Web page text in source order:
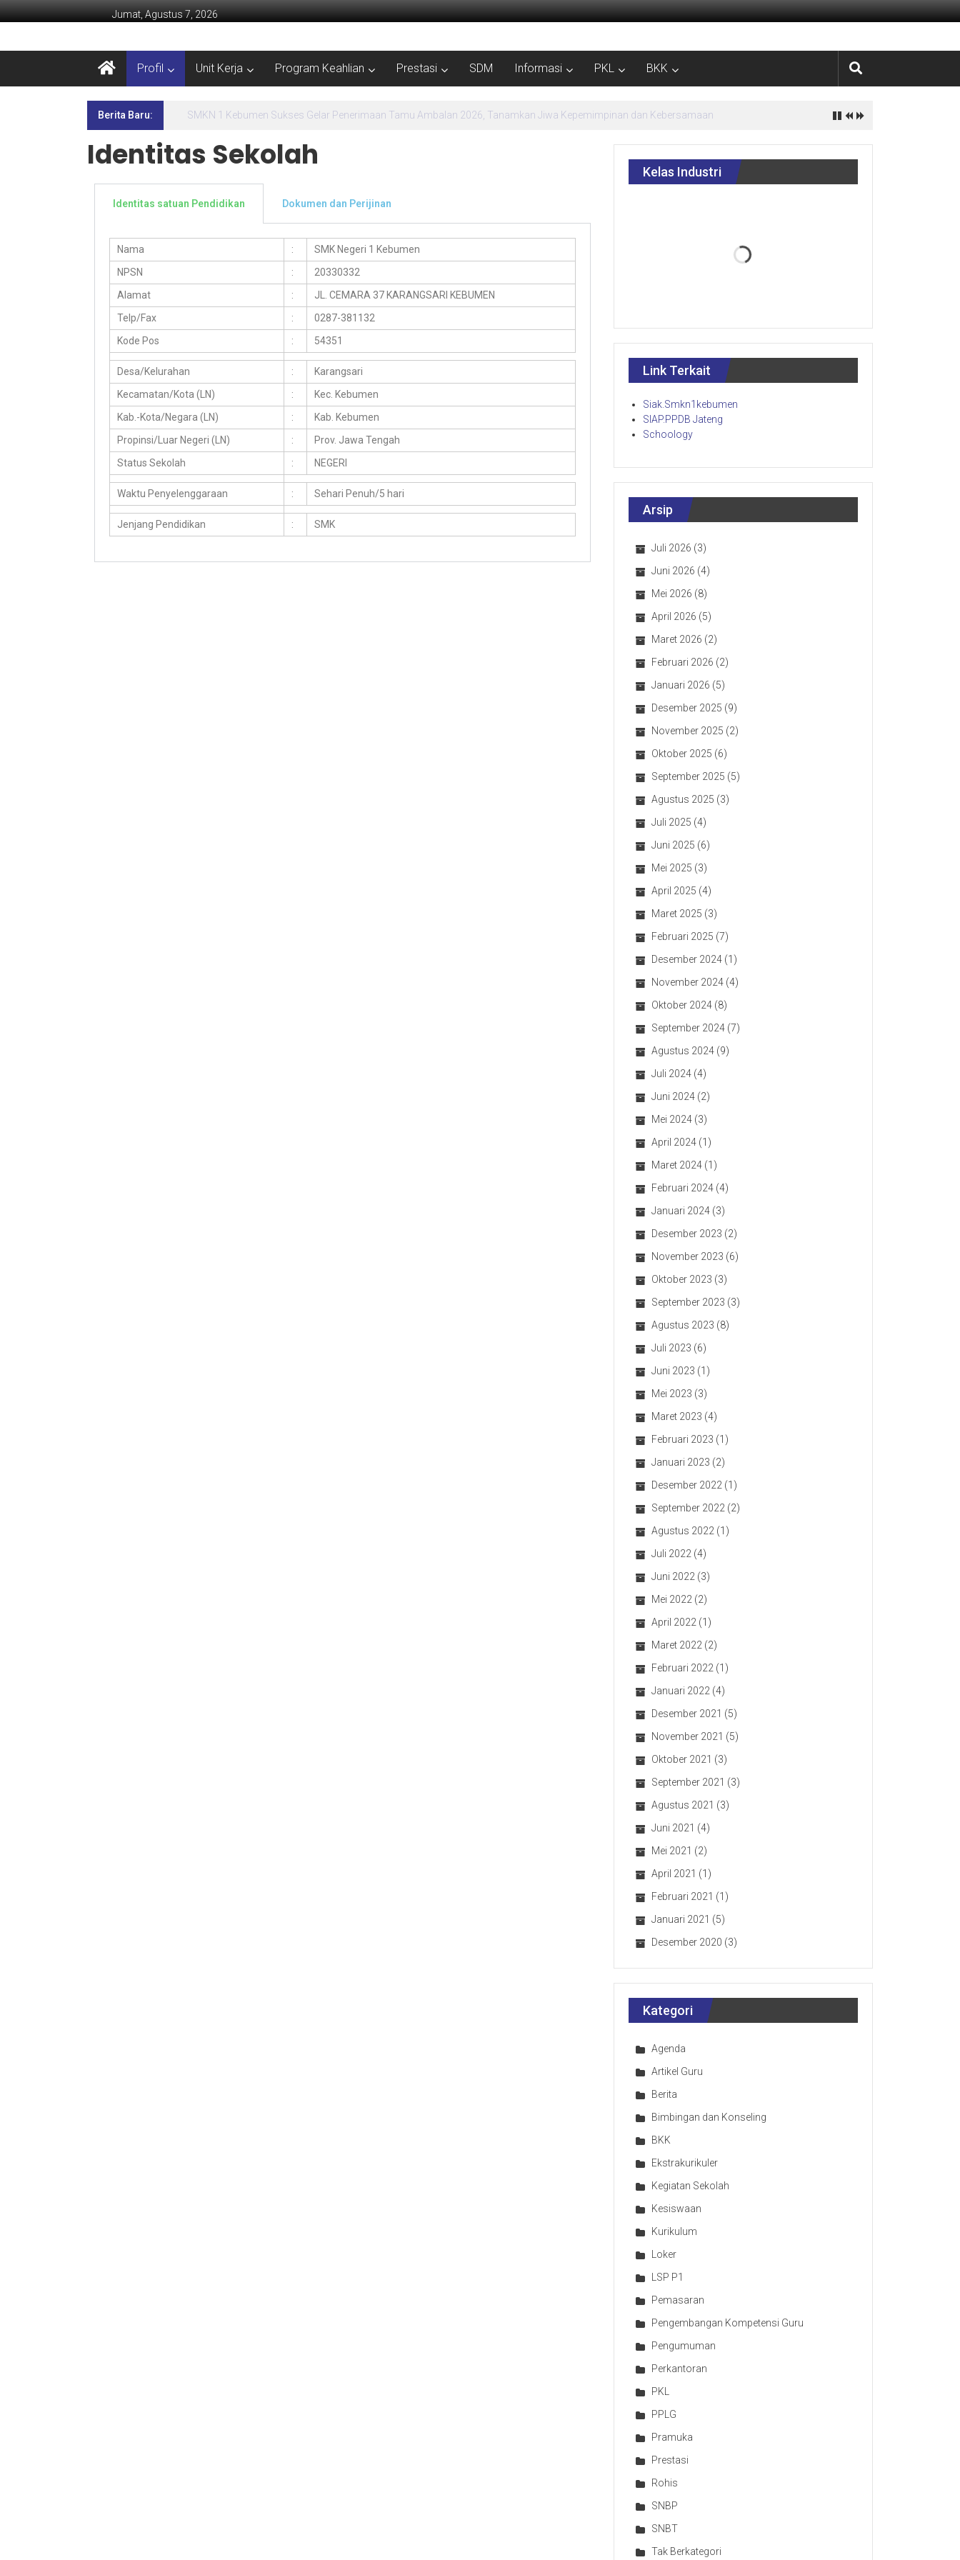
Jumat, Agustus 7, 2026
Profil Unit Kerja Program Keahlian Prestasi SDM Informasi PKL BKK
Berita Baru: Lima Hari Penuh Inspirasi! MPLS Ramah SMK Negeri 1 Kebumen Siapkan Generasi Berdaya dan Berprestasi
Identitas Sekolah
Identitas satuan Pendidikan Dokumen dan Perijinan
Nama :
SMK Negeri 1 Kebumen
NPSN
:
20330332
Alamat
:
JL. CEMARA 37 KARANGSARI KEBUMEN
Telp/Fax
:
0287-381132
Kode Pos
: 54351
Desa/Kelurahan :
Karangsari
Kecamatan/Kota (LN)
:
Kec. Kebumen
Kab.-Kota/Negara (LN)
:
Kab. Kebumen
Propinsi/Luar Negeri (LN)
:
Prov. Jawa Tengah
Status Sekolah
: NEGERI
Waktu Penyelenggaraan : Sehari Penuh/5 hari
Jenjang Pendidikan : SMK
Kelas Industri
Link Terkait
Siak.Smkn1kebumen
SIAP.PPDB Jateng
Schoology
Arsip
Juli 2026 (3)
Juni 2026 (4)
Mei 2026 (8)
April 2026 (5)
Maret 2026 (2)
Februari 2026 (2)
Januari 2026 (5)
Desember 2025 (9)
November 2025 (2)
Oktober 2025 (6)
September 2025 (5)
Agustus 2025 (3)
Juli 2025 (4)
Juni 2025 (6)
Mei 2025 (3)
April 2025 (4)
Maret 2025 (3)
Februari 2025 (7)
Desember 2024 (1)
November 2024 (4)
Oktober 2024 (8)
September 2024 (7)
Agustus 2024 (9)
Juli 2024 (4)
Juni 2024 (2)
Mei 2024 (3)
April 2024 (1)
Maret 2024 (1)
Februari 2024 (4)
Januari 2024 (3)
Desember 2023 (2)
November 2023 (6)
Oktober 2023 (3)
September 2023 (3)
Agustus 2023 (8)
Juli 2023 (6)
Juni 2023 (1)
Mei 2023 (3)
Maret 2023 (4)
Februari 2023 (1)
Januari 2023 (2)
Desember 2022 (1)
September 2022 (2)
Agustus 2022 (1)
Juli 2022 (4)
Juni 2022 (3)
Mei 2022 (2)
April 2022 (1)
Maret 2022 (2)
Februari 2022 (1)
Januari 2022 (4)
Desember 2021 (5)
November 2021 (5)
Oktober 2021 (3)
September 2021 (3)
Agustus 2021 (3)
Juni 2021 (4)
Mei 2021 (2)
April 2021 (1)
Februari 2021 (1)
Januari 2021 (5)
Desember 2020 (3)
Kategori
Agenda
Artikel Guru
Berita
Bimbingan dan Konseling
BKK
Ekstrakurikuler
Kegiatan Sekolah
Kesiswaan
Kurikulum
Loker
LSP P1
Pemasaran
Pengembangan Kompetensi Guru
Pengumuman
Perkantoran
PKL
PPLG
Pramuka
Prestasi
Rohis
SNBP
SNBT
Tak Berkategori